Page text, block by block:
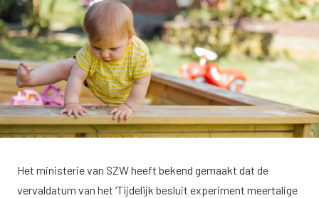
Het ministerie van SZW heeft bekend gemaakt dat de
vervaldatum van het ‘Tijdelijk besluit experiment meertalige